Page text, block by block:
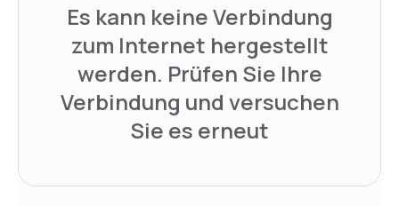
Es kann keine Verbindung
zum Internet hergestellt
werden. Prüfen Sie Ihre
Verbindung und versuchen
Sie es erneut